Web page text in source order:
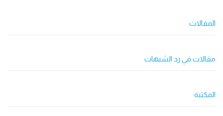
المقالات
مقالات في رد الشبهات
المكتبة